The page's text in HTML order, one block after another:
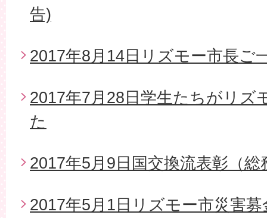
告)
2017年8月14日リズモー市長ご
2017年7月28日学生たちがリズ
た
2017年5月9日国交換流表彰（総
2017年5月1日リズモー市災害